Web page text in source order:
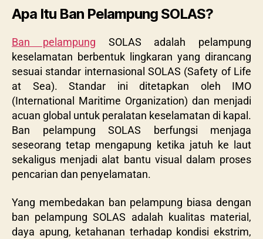
Apa Itu Ban Pelampung SOLAS?
Ban pelampung SOLAS adalah pelampung
keselamatan berbentuk lingkaran yang dirancang
sesuai standar internasional SOLAS (Safety of Life
at Sea). Standar ini ditetapkan oleh IMO
(International Maritime Organization) dan menjadi
acuan global untuk peralatan keselamatan di kapal.
Ban pelampung SOLAS berfungsi menjaga
seseorang tetap mengapung ketika jatuh ke laut
sekaligus menjadi alat bantu visual dalam proses
pencarian dan penyelamatan.
Yang membedakan ban pelampung biasa dengan
ban pelampung SOLAS adalah kualitas material,
daya apung, ketahanan terhadap kondisi ekstrim,